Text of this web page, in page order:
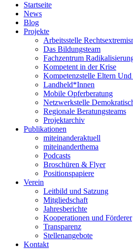
Startseite
News
Blog
Projekte
Arbeitsstelle
Das Bildungsteam
Fachzentrum
Kompetent in der Krise
Kompetenzstelle Eltern Und
Landheld*Innen
Mobile Opferberatung
Netzwerkstelle
Regionale Beratungsteams
Projektarchiv
Publikationen
miteinanderaktuell
miteinanderthema
Podcasts
Broschüren & Flyer
Positionspapiere
Verein
Leitbild und Satzung
Mitgliedschaft
Jahresberichte
Kooperationen und Förderer
Transparenz
Stellenangebote
Kontakt